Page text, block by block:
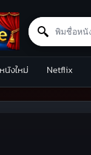
Search for:
หนังใหม่ Netflix